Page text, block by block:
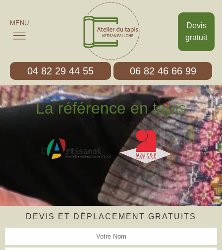
Devis
gratuit
MENU
04 82 29 44 55 06 82 46 66 99
La référence en tapis
DEVIS ET DÉPLACEMENT GRATUITS